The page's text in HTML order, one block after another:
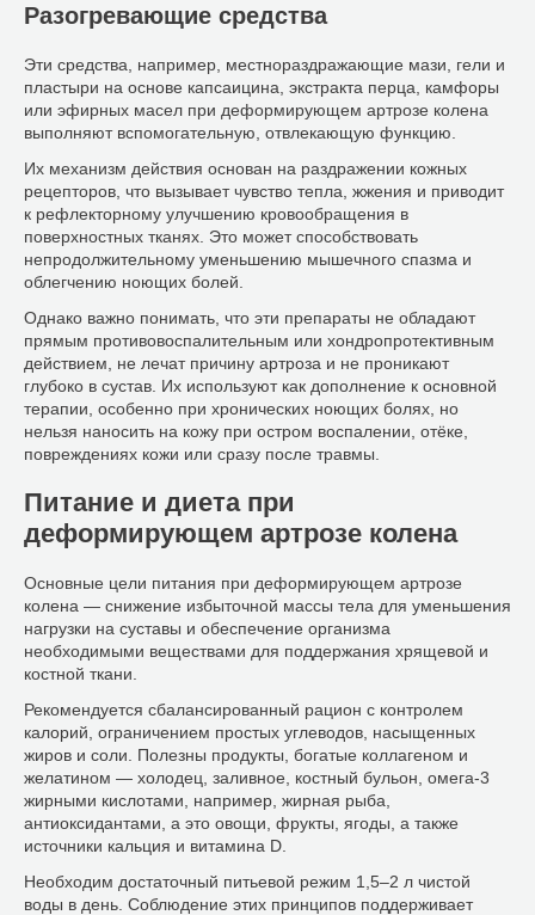
Разогревающие средства
Эти средства, например, местнораздражающие мази, гели и
пластыри на основе капсаицина, экстракта перца, камфоры
или эфирных масел при деформирующем артрозе колена
выполняют вспомогательную, отвлекающую функцию.
Их механизм действия основан на раздражении кожных
рецепторов, что вызывает чувство тепла, жжения и приводит
к рефлекторному улучшению кровообращения в
поверхностных тканях. Это может способствовать
непродолжительному уменьшению мышечного спазма и
облегчению ноющих болей.
Однако важно понимать, что эти препараты не обладают
прямым противовоспалительным или хондропротективным
действием, не лечат причину артроза и не проникают
глубоко в сустав. Их используют как дополнение к основной
терапии, особенно при хронических ноющих болях, но
нельзя наносить на кожу при остром воспалении, отёке,
повреждениях кожи или сразу после травмы.
Питание и диета при
деформирующем артрозе колена
Основные цели питания при деформирующем артрозе
колена — снижение избыточной массы тела для уменьшения
нагрузки на суставы и обеспечение организма
необходимыми веществами для поддержания хрящевой и
костной ткани.
Рекомендуется сбалансированный рацион с контролем
калорий, ограничением простых углеводов, насыщенных
жиров и соли. Полезны продукты, богатые коллагеном и
желатином — холодец, заливное, костный бульон, омега-3
жирными кислотами, например, жирная рыба,
антиоксидантами, а это овощи, фрукты, ягоды, а также
источники кальция и витамина D.
Необходим достаточный питьевой режим 1,5–2 л чистой
воды в день. Соблюдение этих принципов поддерживает